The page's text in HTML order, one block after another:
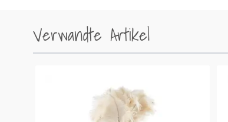
Verwandte Artikel